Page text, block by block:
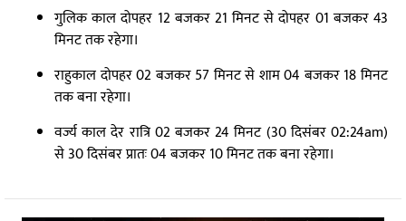
गुलिक काल दोपहर 12 बजकर 21 मिनट से दोपहर 01 बजकर 43
मिनट तक रहेगा।
राहुकाल दोपहर 02 बजकर 57 मिनट से शाम 04 बजकर 18 मिनट
तक बना रहेगा।
वर्ज्य काल देर रात्रि 02 बजकर 24 मिनट (30 दिसंबर 02:24am)
से 30 दिसंबर प्रातः 04 बजकर 10 मिनट तक बना रहेगा।